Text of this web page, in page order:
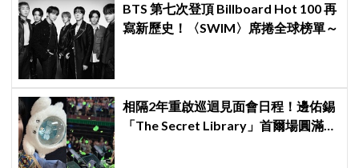
BTS 第七次登頂 Billboard Hot 100 再
寫新歷史！〈SWIM〉席捲全球榜單～
相隔2年重啟巡迴見面會日程！邊佑錫
「The Secret Library」首爾場圓滿結